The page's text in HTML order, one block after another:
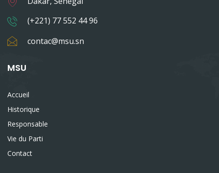
(+221) 77 552 44 96
contac@msu.sn
MSU
Accueil
Historique
Responsable
Vie du Parti
Contact